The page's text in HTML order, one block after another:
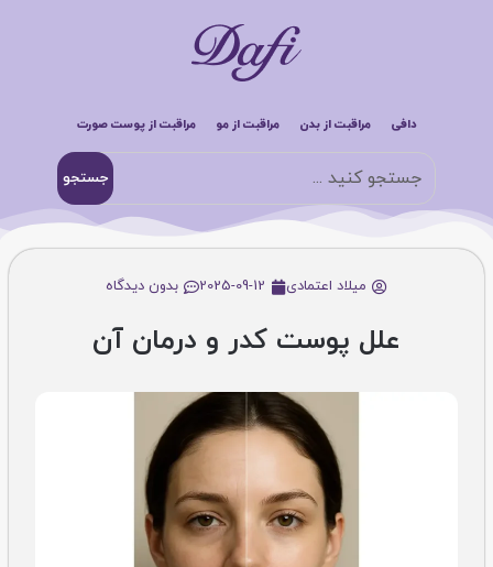
دافی مراقبت از بدن مراقبت از مو مراقبت از پوست صورت
جستجو
میلاد اعتمادی 2025-09-12 بدون دیدگاه
علل پوست کدر و درمان آن